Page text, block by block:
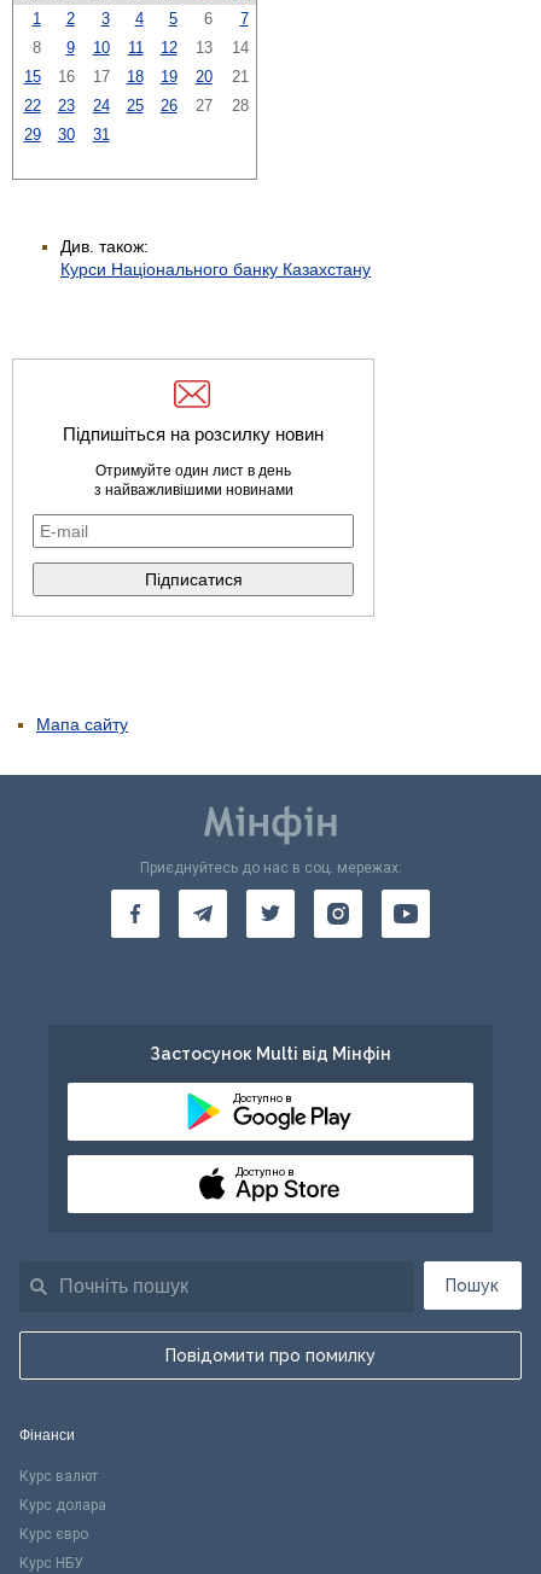
1
2 3 4 5 6
7
8
9 10 11 12 13
14
15
16 17 18 19 20
21
22
23 24 25 26 27
28
29
30 31
Див. також:
Курси Національного банку Казахстану
Підпишіться на розсилку новин
Отримуйте один лист в день
з найважливішими новинами
Мапа сайту
Пошук
Повідомити про помилку
Приєднуйтесь до нас в соц. мережах:
Застосунок Multi від Мінфін
Доступно в
Доступно в
Фінанси
Курс валют
Курс долара
Курс євро
Курс НБУ